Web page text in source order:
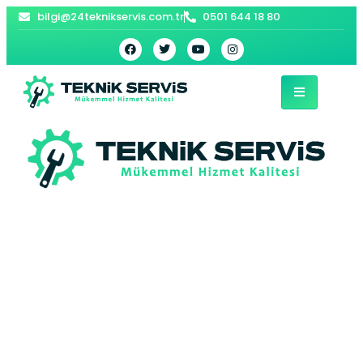
bilgi@24teknikservis.com.tr 0501 644 18 80